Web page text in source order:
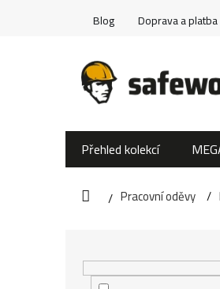
Blog Doprava a platba
Přehled kolekcí
DomůPracovní oděvy